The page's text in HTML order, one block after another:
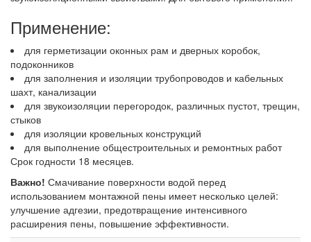
Применение:
для герметизации оконных рам и дверных коробок,
подоконников
для заполнения и изоляции трубопроводов и кабельных
шахт, канализации
для звукоизоляции перегородок, различных пустот, трещин,
стыков
для изоляции кровельных конструкций
для выполнение общестроительных и ремонтных работ
Срок годности 18 месяцев.
Важно! Смачивание поверхности водой перед
использованием монтажной пены имеет несколько целей:
улучшение адгезии, предотвращение интенсивного
расширения пены, повышение эффективности.